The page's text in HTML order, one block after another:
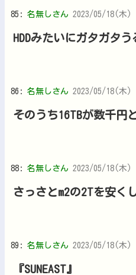
85: 名無しさん 2023/05/18(木)
HDDみたいにガタガタ
86: 名無しさん 2023/05/18(木)
そのうち16TBが数千円
88: 名無しさん 2023/05/18(木)
さっさとm2の2Tを安く
89: 名無しさん 2023/05/18(木
『SUNEAST』